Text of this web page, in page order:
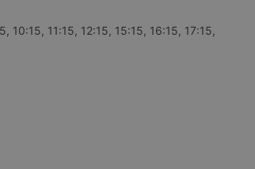
10:15, 11:15, 12:15, 15:15, 16:15, 17:15,